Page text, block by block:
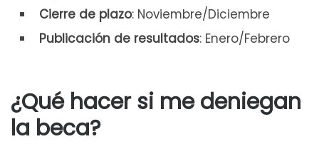
Cierre de plazo: Noviembre/Diciembre
Publicación de resultados: Enero/Febrero
¿Qué hacer si me deniegan
la beca?